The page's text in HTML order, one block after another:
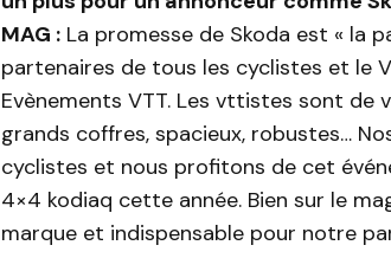
MAG : La promesse de Skoda est « la
partenaires de ‎tous les cyclistes et le
Evènements VTT. Les vttistes sont de
grands coffres, spacieux, robustes…
cyclistes et nous profitons de cet
4×4 kodiaq cette année. Bien sur le
marque et indispensable pour notre